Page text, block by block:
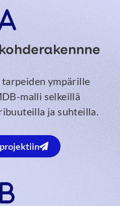
ympärille
malli selkeillä
ja suhteilla.